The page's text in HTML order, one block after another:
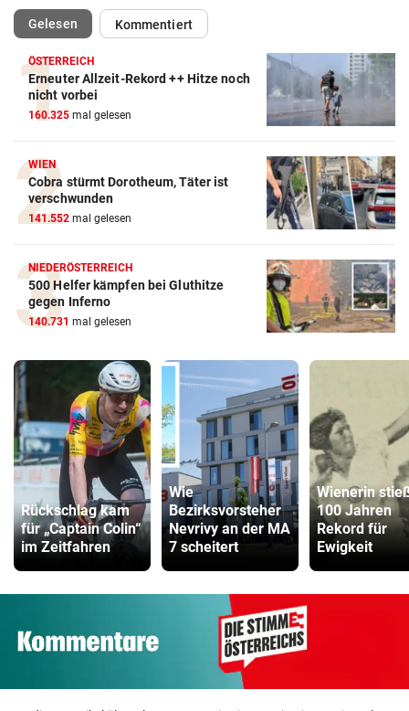
Gelesen(ausgewählt)Kommentiert
ÖSTERREICH
Erneuter Allzeit-Rekord ++ Hitze noch
nicht vorbei
160.325 mal gelesen
WIEN
Cobra stürmt Dorotheum, Täter ist
verschwunden
141.552 mal gelesen
NIEDERÖSTERREICH
500 Helfer kämpfen bei Gluthitze
gegen Inferno
140.731 mal gelesen
Rückschlag kam
für „Captain Colin“
im Zeitfahren
Wie
Bezirksvorsteher
Nevrivy an der MA
7 scheitert
Wienerin
100 Jahren
Rekord für
Ewigkeit